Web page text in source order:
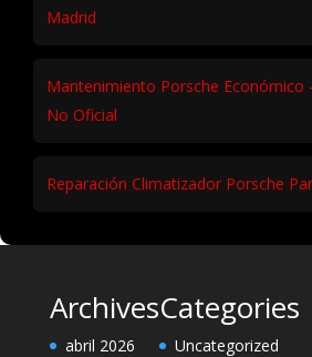
Madrid
Mantenimiento Porsche Económico
No Oficial
Reparación Climatizador Porsche
Archives
abril 2026
Categories
Uncategorized